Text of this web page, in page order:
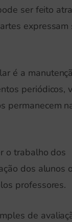
ser feito
expressam
é a
periódicos,
permanecem
o trabalho dos
dos alunos
professores.
de